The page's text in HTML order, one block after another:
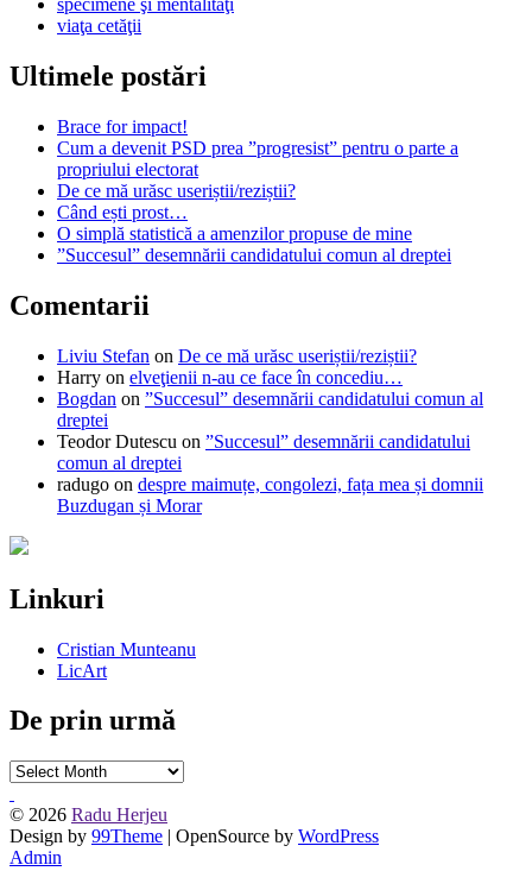
specimene şi mentalităţi
viaţa cetăţii
Ultimele postări
Brace for impact!
Cum a devenit PSD prea ”progresist” pentru o parte a
propriului electorat
De ce mă urăsc useriștii/reziștii?
Când ești prost…
O simplă statistică a amenzilor propuse de mine
”Succesul” desemnării candidatului comun al dreptei
Comentarii
Liviu Stefan on De ce mă urăsc useriștii/reziștii?
Harry on elveţienii n-au ce face în concediu…
Bogdan on ”Succesul” desemnării candidatului comun al
dreptei
Teodor Dutescu on ”Succesul” desemnării candidatului
comun al dreptei
radugo on despre maimuțe, congolezi, fața mea și domnii
Buzdugan și Morar
Linkuri
Cristian Munteanu
LicArt
De prin urmă
De
urmă
© 2026 Radu Herjeu
Design by 99Theme | OpenSource by WordPress
Admin